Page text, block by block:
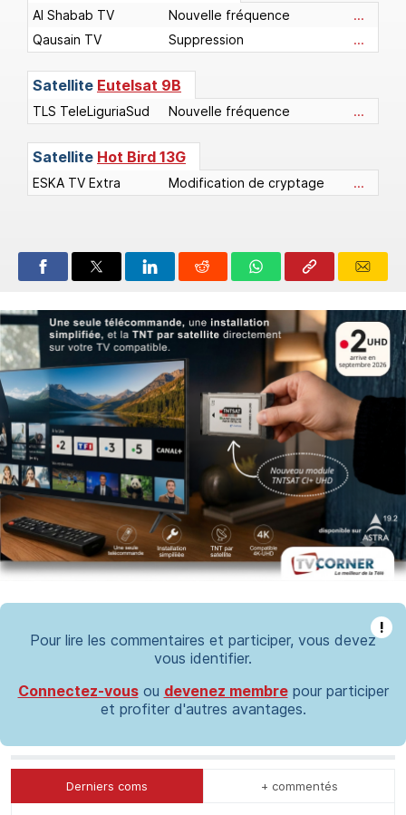
Al Shabab TV Nouvelle fréquence
...
Qausain TV
Suppression ...
Satellite Eutelsat 9B
TLS TeleLiguriaSud Nouvelle fréquence ...
Satellite Hot Bird 13G
ESKA TV Extra Modification de cryptage ...
!
Pour lire les commentaires et participer, vous devez
vous identifier.
Connectez-vousou devenez membrepour participer
et profiter d'autres avantages.
Derniers coms + commentés